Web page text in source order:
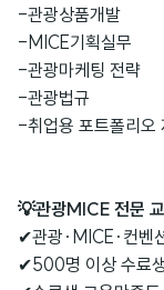
-관광상품개발
-MICE기획실무
-관광마케팅 전략
-관광법규
-취업용 포트폴리오
💡관광MICE 전문
✔관광·MICE·컨벤
✔500명 이상 수료